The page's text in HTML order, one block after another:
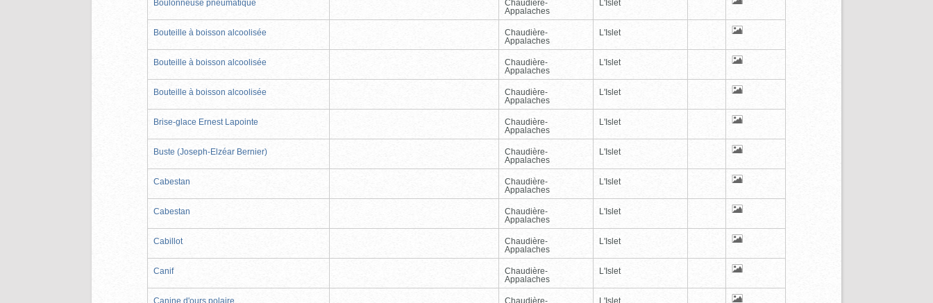
Boulonneuse pneumatique
Chaudière-
Appalaches
L'Islet
Bouteille à boisson alcoolisée
Chaudière-
Appalaches
L'Islet
Bouteille à boisson alcoolisée
Chaudière-
Appalaches
L'Islet
Bouteille à boisson alcoolisée
Chaudière-
Appalaches
L'Islet
Brise-glace Ernest Lapointe
Chaudière-
Appalaches
L'Islet
Buste (Joseph-Elzéar Bernier)
Chaudière-
Appalaches
L'Islet
Cabestan
Chaudière-
Appalaches
L'Islet
Cabestan
Chaudière-
Appalaches
L'Islet
Cabillot
Chaudière-
Appalaches
L'Islet
Canif
Chaudière-
Appalaches
L'Islet
Canine d'ours polaire Chaudière- L'Islet